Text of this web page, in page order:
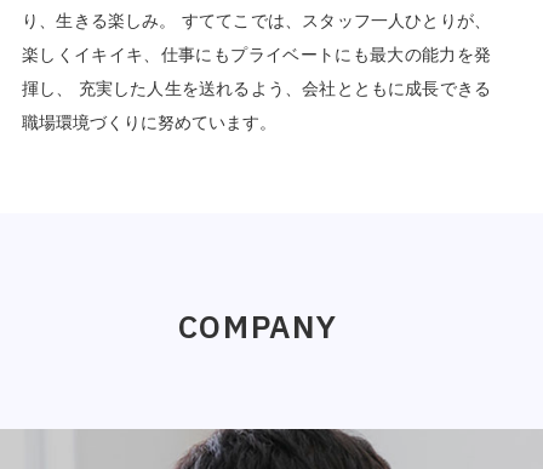
Private brand products
Wholesale
Seeking new supplier
零售业
自有品牌产品
批发的
り、生きる楽しみ。
すててこでは、スタッフ一人ひとりが、
楽しくイキイキ、仕事にもプライベートにも最大の能力を発
揮し、
充実した人生を送れるよう、会社とともに成長できる
職場環境づくりに努めています。
COMPANY